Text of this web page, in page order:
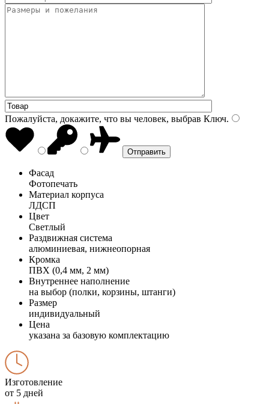
Пожалуйста, докажите, что вы человек, выбрав Ключ.
Фасад
Фотопечать
Материал корпуса
ЛДСП
Цвет
Светлый
Раздвижная система
алюминиевая, нижнеопорная
Кромка
ПВХ (0,4 мм, 2 мм)
Внутреннее наполнение
на выбор (полки, корзины, штанги)
Размер
индивидуальный
Цена
указана за базовую комплектацию
Изготовление
от 5 дней